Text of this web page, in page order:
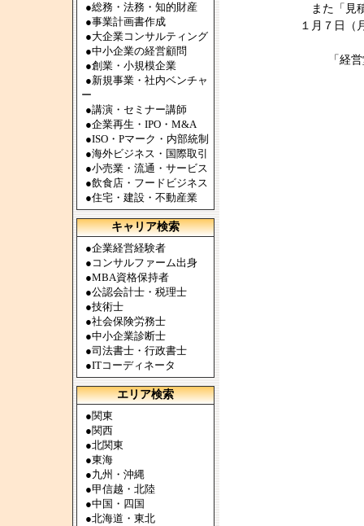
●総務・法務・知的財産
●事業計画書作成
●大企業コンサルティング
●中小企業の経営顧問
●創業・小規模企業
●新規事業・社内ベンチャ
ー
●講演・セミナー講師
●企業再生・IPO・M&A
●ISO・Pマーク・内部統制
●海外ビジネス・国際取引
●小売業・流通・サービス
●飲食店・フードビジネス
●住宅・建設・不動産業
キャリア検索
●企業経営経験者
● コンサルファーム出身
●MBA資格保持者
●公認会計士・税理士
●技術士
●社会保険労務士
●中小企業診断士
●司法書士・行政書士
●ITコーディネータ
エリア検索
●関東
●関西
●北関東
●東海
●九州・沖縄
●甲信越・北陸
●中国・四国
●北海道・東北
また「見
１月７日（
「経